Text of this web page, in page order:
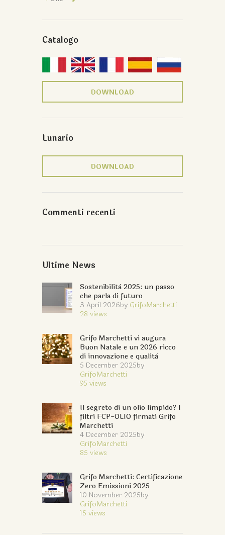
Catalogo
DOWNLOAD
Lunario
DOWNLOAD
Commenti recenti
Ultime News
Sostenibilità 2025: un passo
che parla di futuro
3 April 2026by GrifoMarchetti
28 views
Grifo Marchetti vi augura
Buon Natale e un 2026 ricco
di innovazione e qualità
5 December 2025by
GrifoMarchetti
95 views
Il segreto di un olio limpido? I
filtri FCP-OLIO firmati Grifo
Marchetti
4 December 2025by
GrifoMarchetti
85 views
Grifo Marchetti: Certificazione
Zero Emissioni 2025
10 November 2025by
GrifoMarchetti
15 views